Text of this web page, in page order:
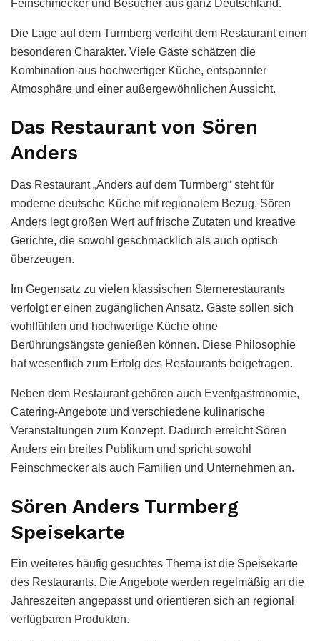
Feinschmecker und Besucher aus ganz Deutschland.
Die Lage auf dem Turmberg verleiht dem Restaurant einen
besonderen Charakter. Viele Gäste schätzen die
Kombination aus hochwertiger Küche, entspannter
Atmosphäre und einer außergewöhnlichen Aussicht.
Das Restaurant von Sören
Anders
Das Restaurant „Anders auf dem Turmberg“ steht für
moderne deutsche Küche mit regionalem Bezug. Sören
Anders legt großen Wert auf frische Zutaten und kreative
Gerichte, die sowohl geschmacklich als auch optisch
überzeugen.
Im Gegensatz zu vielen klassischen Sternerestaurants
verfolgt er einen zugänglichen Ansatz. Gäste sollen sich
wohlfühlen und hochwertige Küche ohne
Berührungsängste genießen können. Diese Philosophie
hat wesentlich zum Erfolg des Restaurants beigetragen.
Neben dem Restaurant gehören auch Eventgastronomie,
Catering-Angebote und verschiedene kulinarische
Veranstaltungen zum Konzept. Dadurch erreicht Sören
Anders ein breites Publikum und spricht sowohl
Feinschmecker als auch Familien und Unternehmen an.
Sören Anders Turmberg
Speisekarte
Ein weiteres häufig gesuchtes Thema ist die Speisekarte
des Restaurants. Die Angebote werden regelmäßig an die
Jahreszeiten angepasst und orientieren sich an regional
verfügbaren Produkten.